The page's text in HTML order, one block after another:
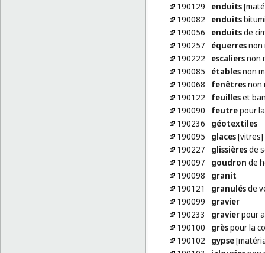
190129
enduits
190082
enduits
190056
enduitsde
190257
équerresnon
190222
escaliersnon
190085
établesnon
190068
fenêtresnon
190122
feuilleset
190090
feutrepour
190236
géotextiles
190095
glaces[vitres]
190227
glissièresde
190097
goudron de
190098
granit
190121
granulésde
190099
gravier
190233
gravierpour
190100
grèspour la
190102
gypse